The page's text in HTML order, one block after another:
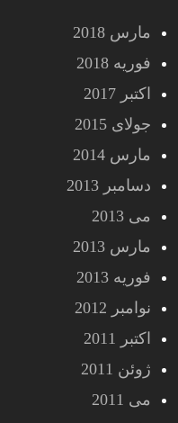
مارس 2018
فوریه 2018
اکتبر 2017
جولای 2015
مارس 2014
دسامبر 2013
می 2013
مارس 2013
فوریه 2013
نوامبر 2012
اکتبر 2011
ژوئن 2011
می 2011